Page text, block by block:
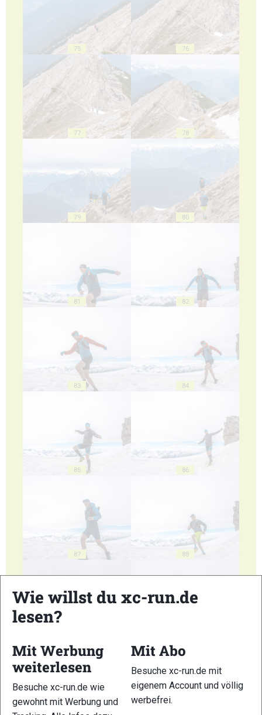
75 76
77 78
79 80
81 82
83 84
85 86
87 88
Wie willst du xc-run.de
lesen?
Mit Werbung
weiterlesen
Besuche xc-run.de wie
gewohnt mit Werbung und
Mit Abo
Besuche xc-run.de mit
eigenem Account und völlig
werbefrei.